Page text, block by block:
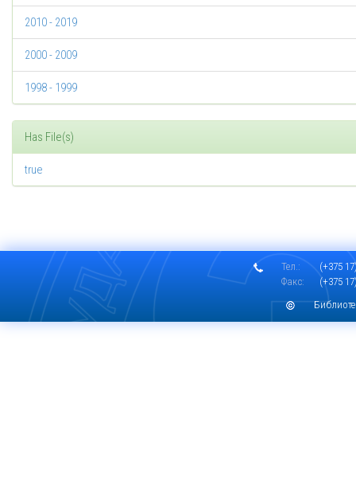
2010 - 2019
2000 - 2009
1998 - 1999
Has File(s)
true
Тел.:
(+375
Факс:
(+375